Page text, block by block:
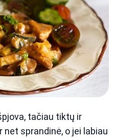
tačiau tiktų ir
sprandinė, o jei labiau